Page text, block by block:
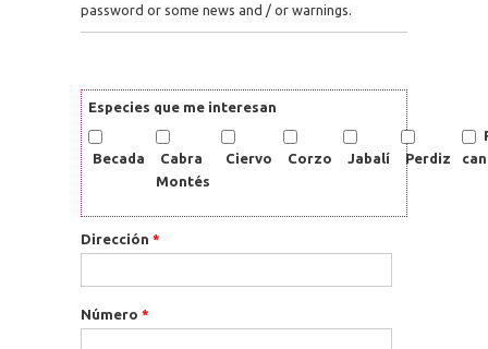
password or some news and / or warnings.
Especies que me interesan
Becada
Cabra
Montés
Ciervo Corzo Jabalí Perdiz
Dirección *
Número *